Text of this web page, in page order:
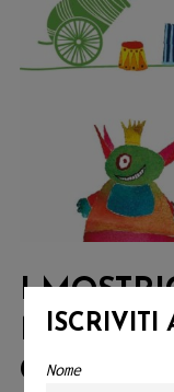
I
CON IL
ISCRIVITI
Nome